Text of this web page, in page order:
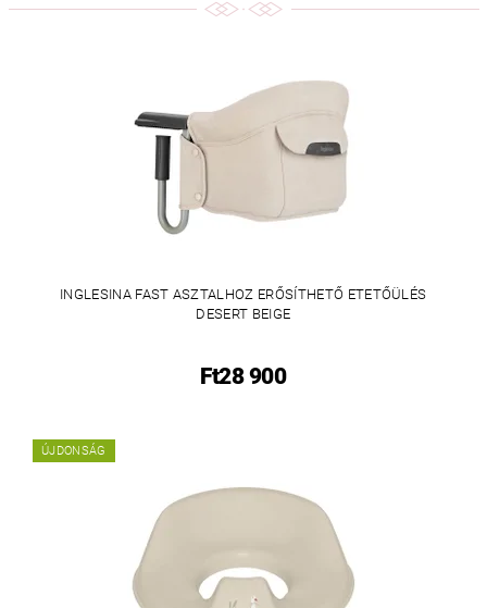
INGLESINA FAST ASZTALHOZ ERŐSÍTHETŐ ETETŐÜLÉS
DESERT BEIGE
Ft28 900
ÚJDONSÁG